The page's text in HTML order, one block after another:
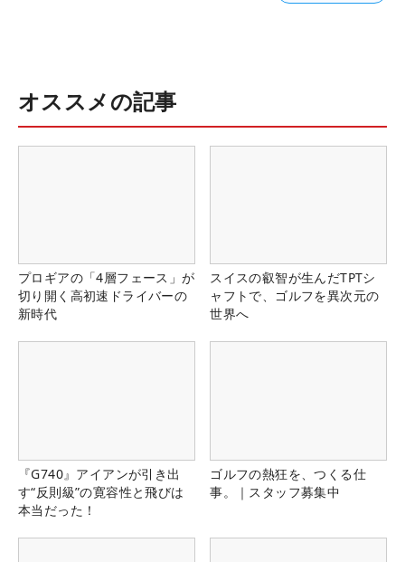
オススメの記事
プロギアの「4層フェース」が
切り開く高初速ドライバーの
新時代
スイスの叡智が生んだTPTシ
ャフトで、ゴルフを異次元の
世界へ
『G740』アイアンが引き出
す“反則級”の寛容性と飛びは
本当だった！
ゴルフの熱狂を、つくる仕
事。｜スタッフ募集中